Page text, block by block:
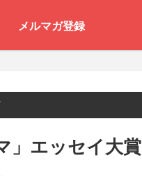
メルマガ登録
」エッセイ大賞